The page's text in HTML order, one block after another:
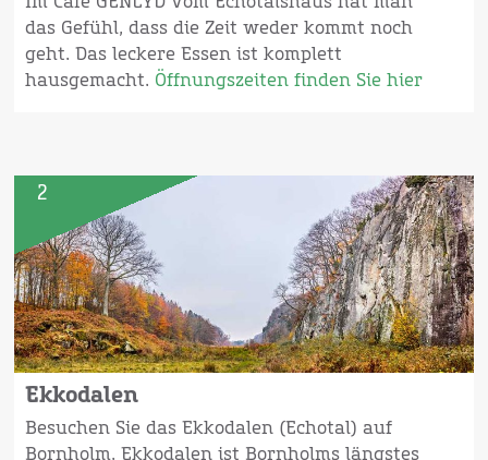
das Gefühl, dass die Zeit weder kommt noch
geht. Das leckere Essen ist komplett
hausgemacht. Öffnungszeiten finden Sie hier
2
Ekkodalen
Besuchen Sie das Ekkodalen (Echotal) auf
Bornholm. Ekkodalen ist Bornholms längstes